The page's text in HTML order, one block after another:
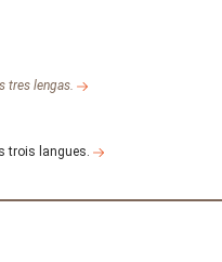
tres lengas.
trois langues.